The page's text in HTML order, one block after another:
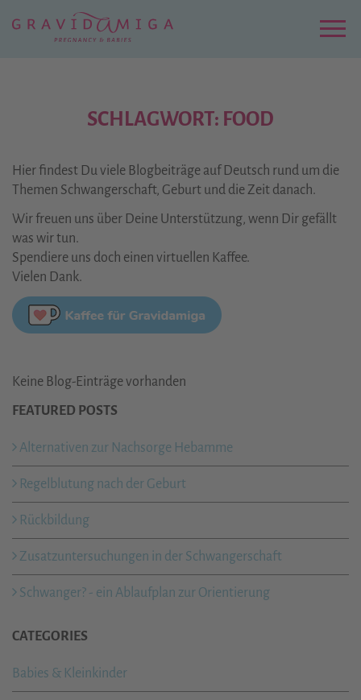
Hauptinhalt
SCHLAGWORT: FOOD
Hier findest Du viele Blogbeiträge auf Deutsch rund um die
Themen Schwangerschaft, Geburt und die Zeit danach.
Wir freuen uns über Deine Unterstützung, wenn Dir gefällt
was wir tun.
Spendiere uns doch einen virtuellen Kaffee.
Vielen Dank.
Keine Blog-Einträge vorhanden
FEATURED POSTS
Alternativen zur Nachsorge Hebamme
Regelblutung nach der Geburt
Rückbildung
Zusatzuntersuchungen in der Schwangerschaft
Schwanger? - ein Ablaufplan zur Orientierung
CATEGORIES
Babies & Kleinkinder